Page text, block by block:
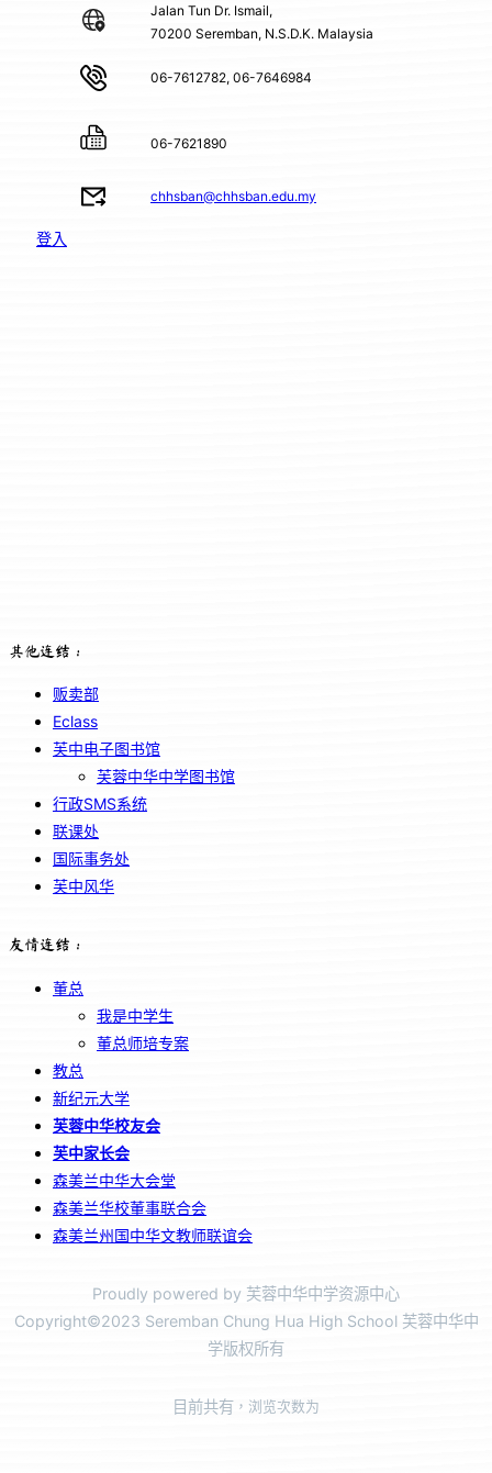
Jalan Tun Dr. Ismail,
70200 Seremban, N.S.D.K. Malaysia
06-7612782, 06-7646984
06-7621890
chhsban@chhsban.edu.my
登入
其他连结：
贩卖部
Eclass
芙中电子图书馆
芙蓉中华中学图书馆
行政SMS系统
联课处
国际事务处
芙中风华
友情连结：
董总
我是中学生
董总师培专案
教总
新纪元大学
芙蓉中华校友会
芙中家长会
森美兰中华大会堂
森美兰华校董事联合会
森美兰州国中华文教师联谊会
Proudly powered by 芙蓉中华中学资源中心
Copyright©2023 Seremban Chung Hua High School 芙蓉中华中
学版权所有
目前共有 ，浏览次数为